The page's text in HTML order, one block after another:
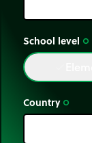
School level trip_origin
Country trip_origin